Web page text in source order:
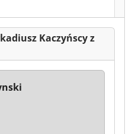
Kaczyńscy z